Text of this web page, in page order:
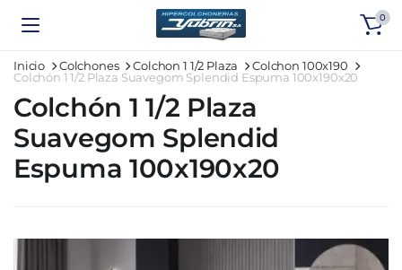
0
Inicio Colchones Colchon 1 1/2 Plaza
Colchon 100x190
Colchón 1 1/2 Plaza Suavegom Splendid Espuma 100x190x20
Colchón 1 1/2 Plaza
Suavegom Splendid
Espuma 100x190x20